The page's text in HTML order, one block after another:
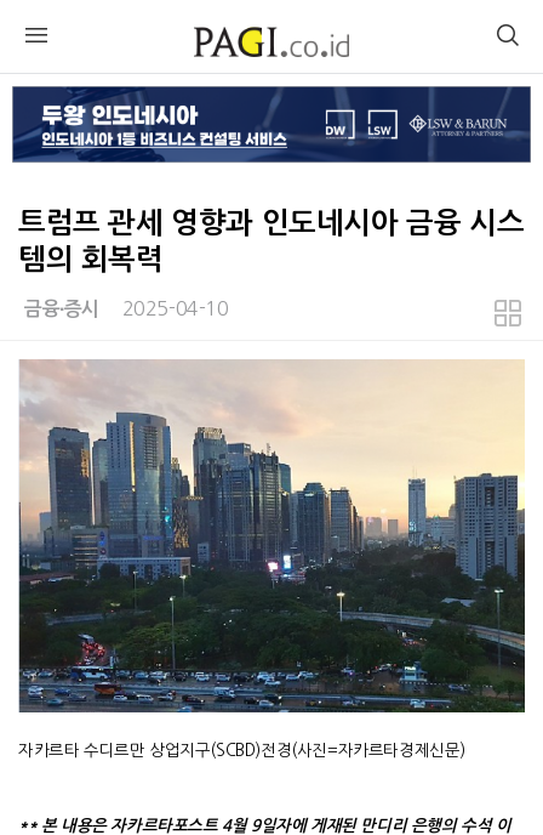
트럼프 관세 영향과 인도네시아 금융 시스
템의 회복력
금융∙증시 2025-04-10
자카르타 수디르만 상업지구(SCBD)전경(사진=자카르타경제신문)
** 본 내용은자카르타포스트4월9일자에 게재된 만디리 은행의 수석 이